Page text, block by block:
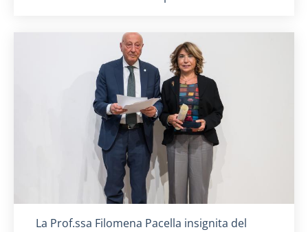
Titolo card :
La Prof.ssa Filomena Pacella insignita del